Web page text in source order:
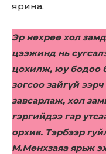
ярина.
Эр нөхрөө хол
цээжинд нь
цохилж, юу бодоо
зогсоо зайгүй
завсарлаж, хол
гэргийдээ гар
орхив. Тэрбээр
М.Мөнхзаяа ярьж